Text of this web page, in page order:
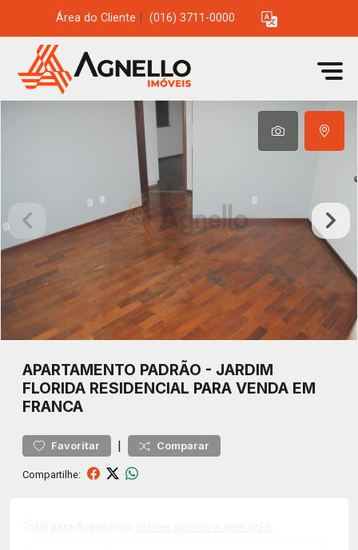
Área do Cliente (016) 3711-0000
APARTAMENTO PADRÃO - JARDIM
FLORIDA RESIDENCIAL PARA VENDA EM
FRANCA
Favoritar | Comparar
Compartilhe: